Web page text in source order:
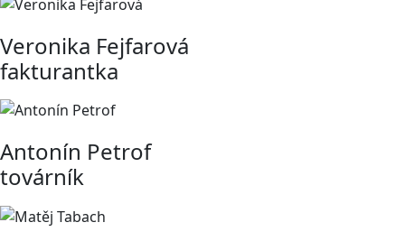
Veronika Fejfarová
fakturantka
Antonín Petrof
továrník